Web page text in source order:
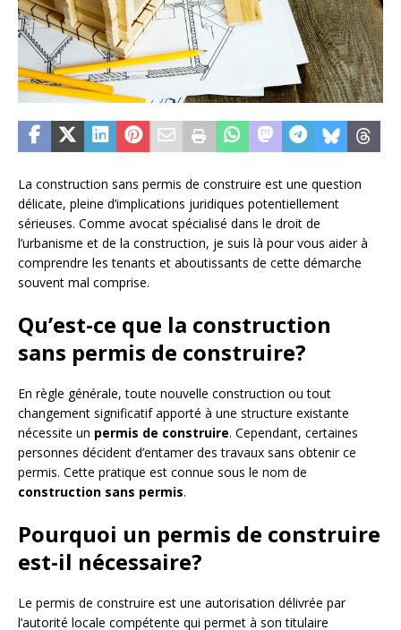
La construction sans permis de construire est une question
délicate, pleine d’implications juridiques potentiellement
sérieuses. Comme avocat spécialisé dans le droit de
l’urbanisme et de la construction, je suis là pour vous aider à
comprendre les tenants et aboutissants de cette démarche
souvent mal comprise.
Qu’est-ce que la construction
sans permis de construire?
En règle générale, toute nouvelle construction ou tout
changement significatif apporté à une structure existante
nécessite un permis de construire. Cependant, certaines
personnes décident d’entamer des travaux sans obtenir ce
permis. Cette pratique est connue sous le nom de
construction sans permis.
Pourquoi un permis de construire
est-il nécessaire?
Le permis de construire est une autorisation délivrée par
l’autorité locale compétente qui permet à son titulaire